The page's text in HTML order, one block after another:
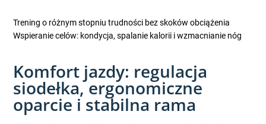
Trening o różnym stopniu trudności bez skoków obciążenia
Wspieranie celów: kondycja, spalanie kalorii i wzmacnianie nóg
Komfort jazdy: regulacja
siodełka, ergonomiczne
oparcie i stabilna rama